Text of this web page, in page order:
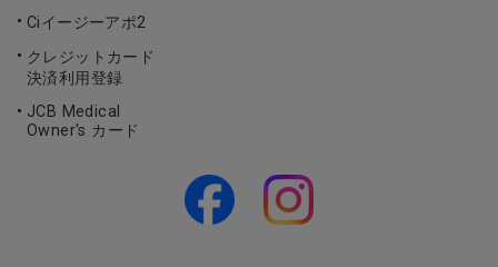
Ciイージーアポ2
クレジットカード
決済利用登録
JCB Medical
Owner's カード